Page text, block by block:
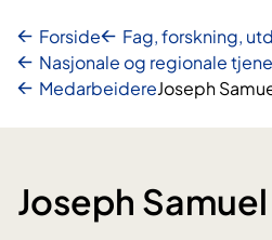
Forside
Fag, forskning,
Nasjonale og regionale
MedarbeidereJoseph
Joseph